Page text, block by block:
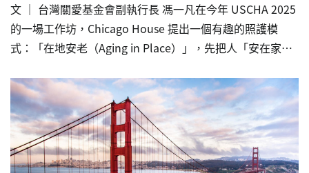
文 ｜ 台灣關愛基金會副執行長 馮一凡在今年 USCHA 2025
的一場工作坊，Chicago House 提出一個有趣的照護模
式：「在地安老（Aging in Place）」，先把人「安在家
（Supportive Housing Model）不是多蓋一棟樓，而是讓
居住空間成為整合醫療、社福與同儕支持的樞紐；換句話
說，先有穩定的居住與日常生活，再於居住的場所結合照護
服務。觀察焦點：把「家」設計成服務樞紐Chicago House
的在地安老模型把「家」視為照護的第一現場。公共空間不